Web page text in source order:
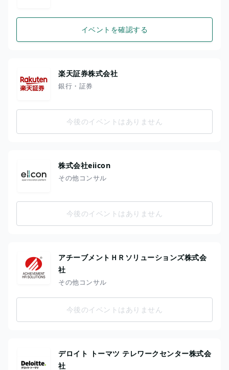
イベントを確認する
楽天証券株式会社
銀行・証券
今後のイベントはありません
株式会社eiicon
その他コンサル
今後のイベントはありません
アチーブメントＨＲソリューションズ株式会
社
その他コンサル
今後のイベントはありません
デロイト トーマツ テレワークセンター株式会
社